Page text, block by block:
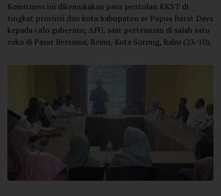
Komitmen ini dikemukakan para pentolan KKST di
tingkat provinsi dan kota/kabupaten se Papua Barat Daya
kepada calo gubernur, AFU, saat pertemuan di salah satu
ruko di Pasar Bersama, Remu, Kota Sorong, Rabu (23/10).